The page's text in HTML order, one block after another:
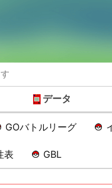
データ
GOバトルリーグ
表 GBL